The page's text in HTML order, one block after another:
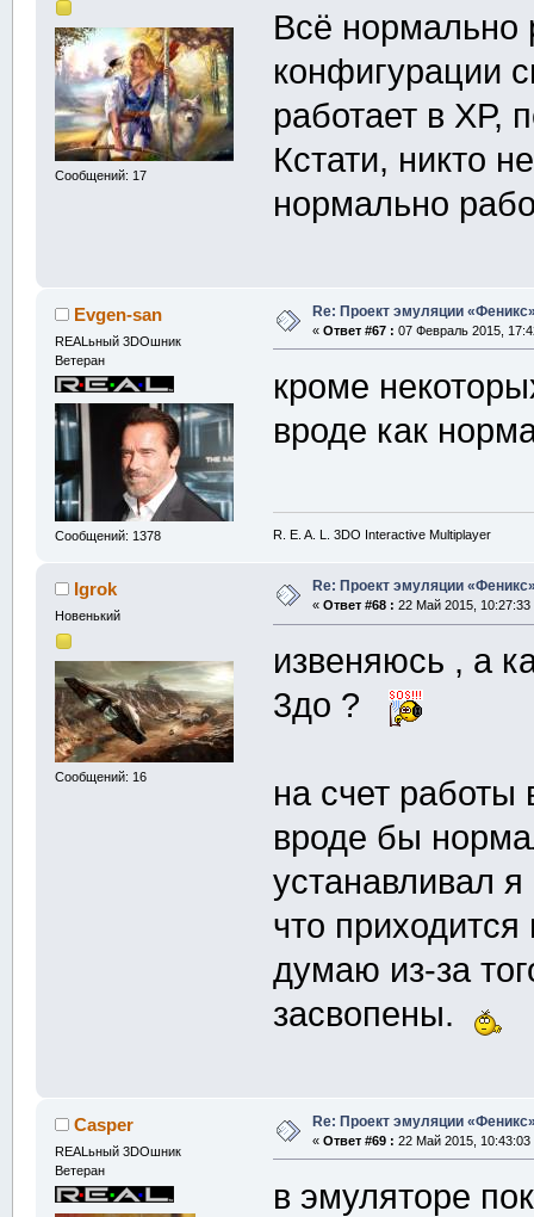
Сообщений: 17
Всё нормально
конфигурации
работает в ХР,
Кстати, никто
нормально
Evgen-san
REALьный 3DOшник
Ветеран
Сообщений: 1378
Re: Проект эмуляции
« Ответ #67 : 07 Февраль 2015,
кроме
вроде как
R. E. A. L. 3DO Interactive Multiplayer
Igrok
Новенький
Сообщений: 16
Re: Проект эмуляции
« Ответ #68 : 22 Май 2015, 10:27:33
извеняюсь , а
3до ?
на счет
вроде бы
устанавливал
что приходится
думаю из-за
засвопены.
Casper
REALьный 3DOшник
Ветеран
Re: Проект эмуляции
« Ответ #69 : 22 Май 2015, 10:43:03
в эмуляторе